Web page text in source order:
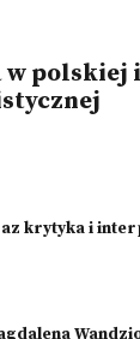
w polskiej
krytyka i